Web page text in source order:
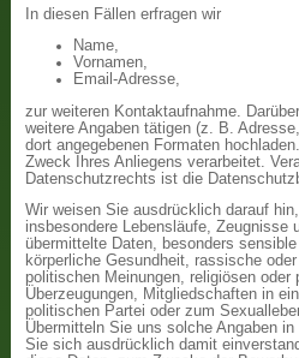
In diesen Fällen erfragen wir
Name,
Vornamen,
Email-Adresse,
zur weiteren Kontaktaufnahme.
weitere Angaben tätigen (z. B.
dort angegebenen Formaten
Zweck Ihres Anliegens verarbeitet.
Datenschutzrechts ist die
Wir weisen Sie ausdrücklich darauf
insbesondere Lebensläufe, Zeugnisse
übermittelte Daten, besonders
körperliche Gesundheit, rassische
politischen Meinungen, religiösen oder
Überzeugungen, Mitgliedschaften in
politischen Partei oder zum
Übermitteln Sie uns solche Angaben
Sie sich ausdrücklich damit